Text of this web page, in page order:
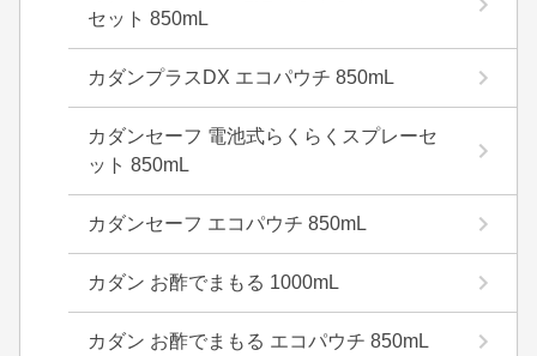
セット 850mL
カダンプラスDX エコパウチ 850mL
カダンセーフ 電池式らくらくスプレーセ
ット 850mL
カダンセーフ エコパウチ 850mL
カダン お酢でまもる 1000mL
カダン お酢でまもる エコパウチ 850mL